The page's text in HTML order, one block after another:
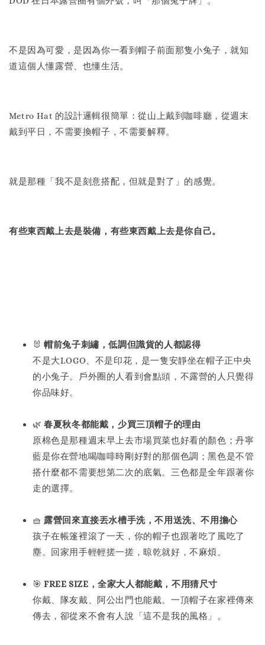
不是因為可愛，是因為你一看到帽子前面那隻小兔子，就知
道這個人懂露營、也懂生活。
Metro Hat 的設計邏輯很簡單：從山上戴到咖啡廳，從週末
戴到平日，不需要換帽子，不需要解釋。
就是那種「我不是刻意搭配，但就是對了」的感覺。
有些東西戴上去是裝備，有些東西戴上去是你自己。
🐰帽前兔子刺繡，低調但識貨的人都認得
不是大LOGO、不是印花，是一隻安靜坐在帽子正中央
的小兔子。戶外圈的人看到會點頭，不露營的人只覺得
你品味好。
🌿春夏秋冬都能戴，少買三頂帽子的理由
原棉色是那種週末早上去市場買菜也好看的顏色；丹寧
藍是你在營地喝咖啡時剛好對的那個色調；黑色是不管
搭什麼都不需要想第二次的底氣。三色都是全年跟著你
走的選擇。
🧺 露營回來直接丟水槽手洗，不用送洗、不用擔心
孩子在帳篷裡滾了一天，你的帽子也跟著吃了風吃了
塵。回家用手輕輕搓一搓，晾乾就好，不麻煩。
🎯FREE SIZE，全家大人都能戴，不用猜尺寸
你戴、隊友戴、阿公出門也能戴。一頂帽子在家裡傳來
傳去，卻從來不會有人說「這不是我的風格」。